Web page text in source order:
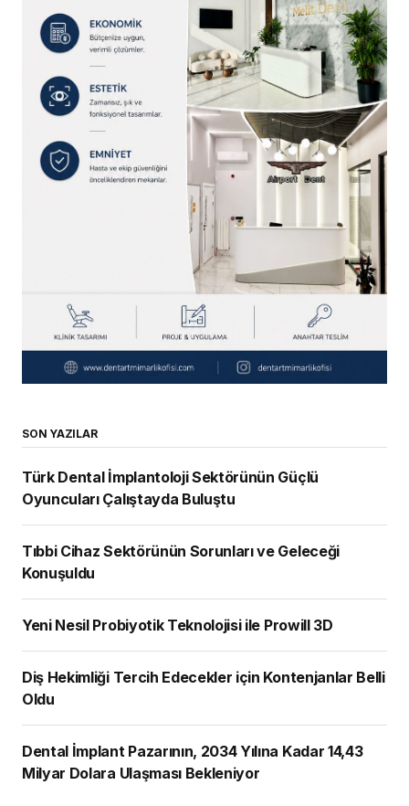
SON YAZILAR
Türk Dental İmplantoloji Sektörünün Güçlü
Oyuncuları Çalıştayda Buluştu
Tıbbi Cihaz Sektörünün Sorunları ve Geleceği
Konuşuldu
Yeni Nesil Probiyotik Teknolojisi ile Prowill 3D
Diş Hekimliği Tercih Edecekler için Kontenjanlar Belli
Oldu
Dental İmplant Pazarının, 2034 Yılına Kadar 14,43
Milyar Dolara Ulaşması Bekleniyor